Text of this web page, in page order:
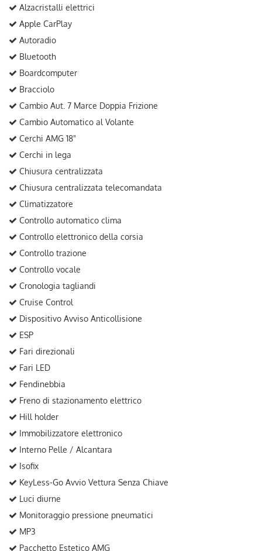
Alzacristalli elettrici
Apple CarPlay
Autoradio
Bluetooth
Boardcomputer
Bracciolo
Cambio Aut. 7 Marce Doppia Frizione
Cambio Automatico al Volante
Cerchi AMG 18"
Cerchi in lega
Chiusura centralizzata
Chiusura centralizzata telecomandata
Climatizzatore
Controllo automatico clima
Controllo elettronico della corsia
Controllo trazione
Controllo vocale
Cronologia tagliandi
Cruise Control
Dispositivo Avviso Anticollisione
ESP
Fari direzionali
Fari LED
Fendinebbia
Freno di stazionamento elettrico
Hill holder
Immobilizzatore elettronico
Interno Pelle / Alcantara
Isofix
KeyLess-Go Avvio Vettura Senza Chiave
Luci diurne
Monitoraggio pressione pneumatici
MP3
Pacchetto Estetico AMG